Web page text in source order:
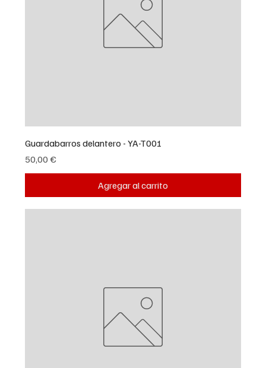
Guardabarros delantero - YA-T001
Precio
50,00 €
Agregar al carrito